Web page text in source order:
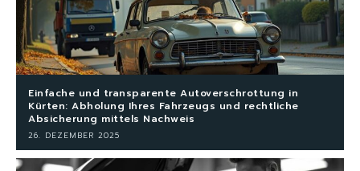
Einfache und transparente Autoverschrottung in
Kürten: Abholung Ihres Fahrzeugs und rechtliche
Absicherung mittels Nachweis
26. DEZEMBER 2025